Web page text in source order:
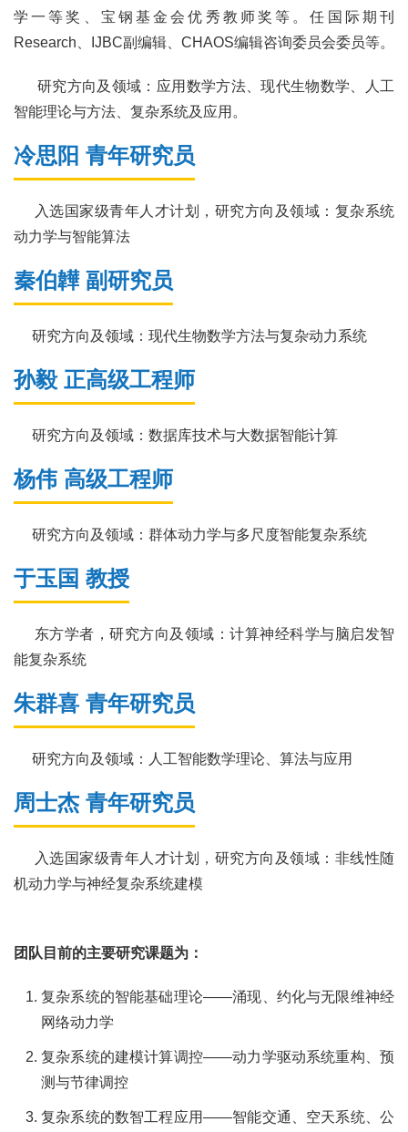
学一等奖、宝钢基金会优秀教师奖等。任国际期刊
Research、IJBC副编辑、CHAOS编辑咨询委员会委员等。
研究方向及领域：应用数学方法、现代生物数学、人工
智能理论与方法、复杂系统及应用。
冷思阳 青年研究员
入选国家级青年人才计划，研究方向及领域：复杂系统
动力学与智能算法
秦伯韡 副研究员
研究方向及领域：现代生物数学方法与复杂动力系统
孙毅 正高级工程师
研究方向及领域：数据库技术与大数据智能计算
杨伟 高级工程师
研究方向及领域：群体动力学与多尺度智能复杂系统
于玉国 教授
东方学者，研究方向及领域：计算神经科学与脑启发智
能复杂系统
朱群喜 青年研究员
研究方向及领域：人工智能数学理论、算法与应用
周士杰 青年研究员
入选国家级青年人才计划，研究方向及领域：非线性随
机动力学与神经复杂系统建模
团队目前的主要研究课题为：
复杂系统的智能基础理论——涌现、约化与无限维神经
网络动力学
复杂系统的建模计算调控——动力学驱动系统重构、预
测与节律调控
复杂系统的数智工程应用——智能交通、空天系统、公